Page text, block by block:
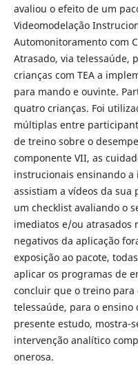
avaliou o efeito de um
Videomodelação
Automonitoramento com
Atrasado, via telessaúde,
crianças com TEA a
para mando e ouvinte.
quatro crianças. Foi
múltiplas entre
de treino sobre o
componente VII, as
instrucionais ensinando a
assistiam a vídeos da
um checklist avaliando o
imediatos e/ou atrasados
negativos da aplicação
exposição ao pacote,
aplicar os programas de
concluir que o treino para
telessaúde, para o
presente estudo, mostra-
intervenção analítico
onerosa.